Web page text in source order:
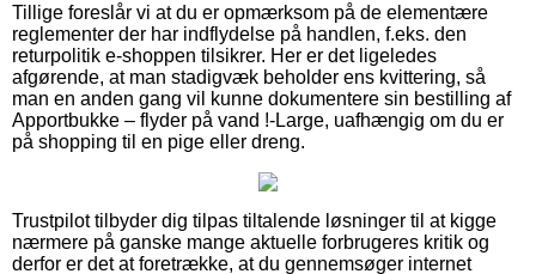
Tillige foreslår vi at du er opmærksom på de elementære
reglementer der har indflydelse på handlen, f.eks. den
returpolitik e-shoppen tilsikrer. Her er det ligeledes
afgørende, at man stadigvæk beholder ens kvittering, så
man en anden gang vil kunne dokumentere sin bestilling af
Apportbukke – flyder på vand !-Large, uafhængig om du er
på shopping til en pige eller dreng.
Trustpilot tilbyder dig tilpas tiltalende løsninger til at kigge
nærmere på ganske mange aktuelle forbrugeres kritik og
derfor er det at foretrække, at du gennemsøger internet